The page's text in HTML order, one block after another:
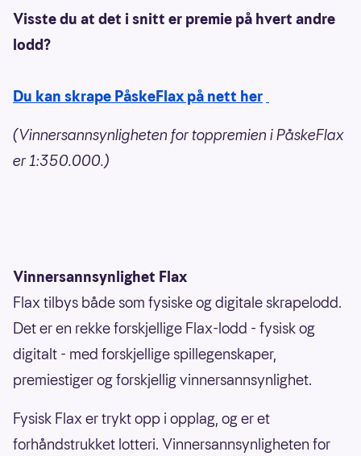
Visste du at det i snitt er premie på hvert andre
lodd?
Du kan skrape PåskeFlax på nett her
(Vinnersannsynligheten for toppremien i PåskeFlax
er 1:350.000.)
Vinnersannsynlighet Flax
Flax tilbys både som fysiske og digitale skrapelodd.
Det er en rekke forskjellige Flax-lodd - fysisk og
digitalt - med forskjellige spillegenskaper,
premiestiger og forskjellig vinnersannsynlighet.
Fysisk Flax er trykt opp i opplag, og er et
forhåndstrukket lotteri. Vinnersannsynligheten for